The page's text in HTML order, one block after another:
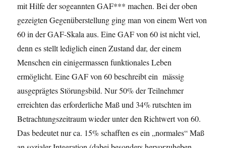
mit Hilfe der sogeannten GAF*** machen. Bei der oben
gezeigten Gegenüberstellung ging man von einem Wert von
60 in der GAF-Skala aus. Eine GAF von 60 ist nicht viel,
denn es stellt lediglich einen Zustand dar, der einem
Menschen ein einigermassen funktionales Leben
ermöglicht. Eine GAF von 60 beschreibt ein mässig
ausgeprägtes Störungsbild. Nur 50% der Teilnehmer
erreichten das erforderliche Maß und 34% rutschten im
Betrachtungszeitraum wieder unter den Richtwert von 60.
Das bedeutet nur ca. 15% schafften es ein „normales“ Maß